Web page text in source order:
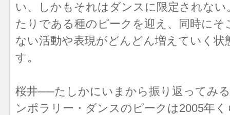
い、しかもそれはダンスに限定されない
たりである種のピークを迎え、同時に
ない活動や表現がどんどん増えていく状
す。
桜井──たしかにいまから振り返ってみ
ンポラリー・ダンスのピークは2005年